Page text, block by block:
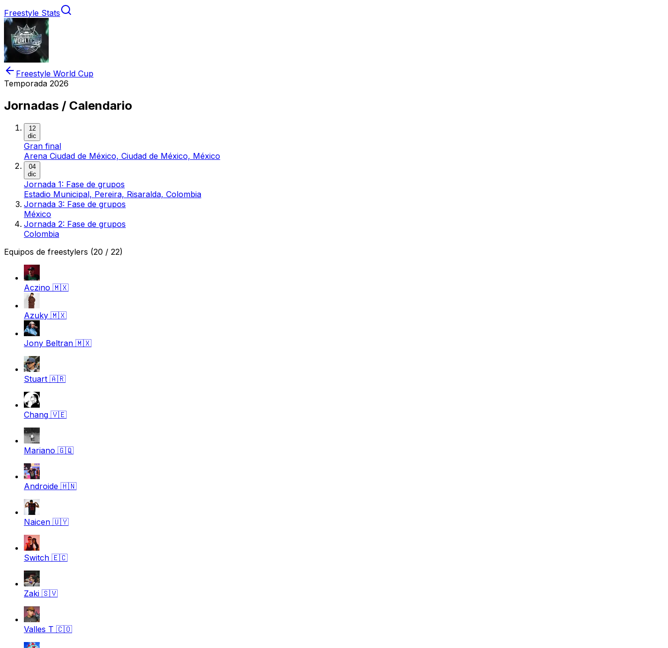
Freestyle Stats
Freestyle World Cup
Temporada 2026
Jornadas / Calendario
12
dic
Gran final
Arena Ciudad de México, Ciudad de México, México
04
dic
Jornada 1: Fase de grupos
Estadio Municipal, Pereira, Risaralda, Colombia
Jornada 3: Fase de grupos
México
Jornada 2: Fase de grupos
Colombia
Equipos de freestylers (20 / 22)
Aczino 🇲🇽
Azuky 🇲🇽
Jony Beltran 🇲🇽
Stuart 🇦🇷
Chang 🇻🇪
Mariano 🇬🇶
Androide 🇭🇳
Naicen 🇺🇾
Switch 🇪🇨
Zaki 🇸🇻
Valles T 🇨🇴